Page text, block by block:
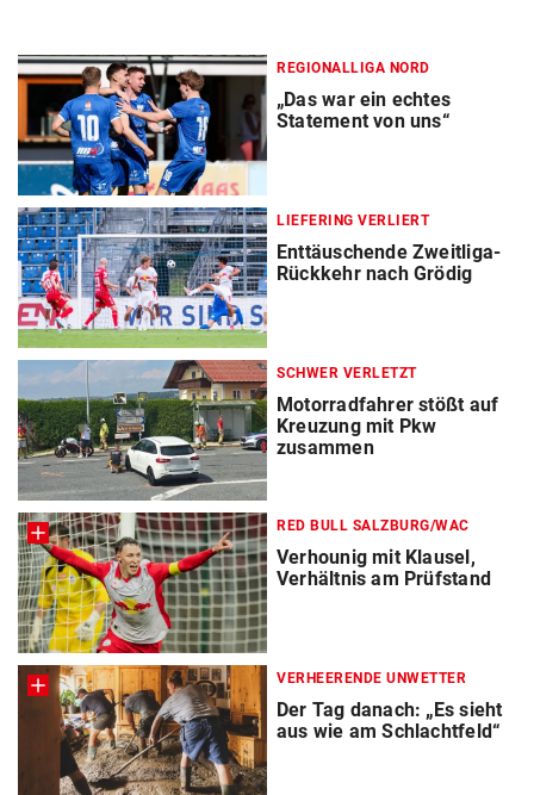
REGIONALLIGA NORD
„Das war ein echtes
Statement von uns“
LIEFERING VERLIERT
Enttäuschende Zweitliga-
Rückkehr nach Grödig
SCHWER VERLETZT
Motorradfahrer stößt auf
Kreuzung mit Pkw
zusammen
RED BULL SALZBURG/WAC
Verhounig mit Klausel,
Verhältnis am Prüfstand
VERHEERENDE UNWETTER
Der Tag danach: „Es sieht
aus wie am Schlachtfeld“